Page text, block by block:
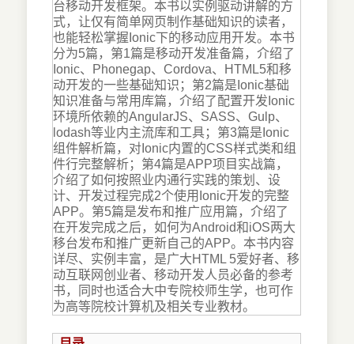
台移动开发框架。本书以实例驱动讲解的方
式，让仅有简单网页制作基础知识的读者，
也能轻松掌握Ionic下的移动应用开发。本书
分为5篇，第1篇是移动开发准备篇，介绍了
Ionic、Phonegap、Cordova、HTML5和移
动开发的一些基础知识；第2篇是Ionic基础
知识准备与常用库篇，介绍了配置开发Ionic
环境所依赖的AngularJS、SASS、Gulp、
lodash等业内主流库和工具；第3篇是Ionic
组件解析篇，对Ionic内置的CSS样式类和组
件行完整解析；第4篇是APP项目实战篇，
介绍了如何按照业内通行实践的策划、设
计、开发过程完成2个使用Ionic开发的完整
APP。第5篇是发布和推广应用篇，介绍了
在开发完成之后，如何为Android和iOS两大
移台发布和推广更新自己的APP。本书内容
详尽、实例丰富，是广大HTML 5爱好者、移
动互联网创业者、移动开发人员必备的参考
书，同时也适合大中专院校师生学，也可作
为高等院校计算机及相关专业教材。